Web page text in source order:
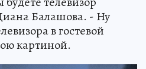
Балашова. - Ну
в гостевой
картиной.